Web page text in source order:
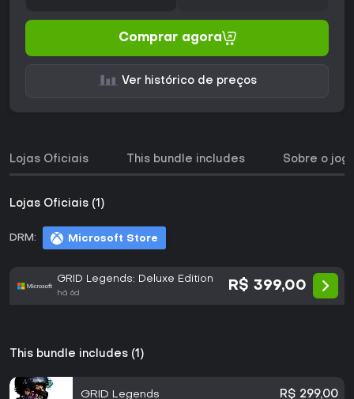
Comprar agora
Ver histórico de preços
Lojas Oficiais This bundle includes Sobre o
Lojas Oficiais (1)
DRM: Microsoft Store
GRID Legends: Deluxe Edition
há 6d
R$ 399,00
This bundle includes (1)
GRID Legends R$ 299,00